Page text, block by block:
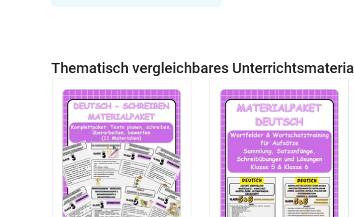
Thematisch vergleichbares Unterrichtsmaterial